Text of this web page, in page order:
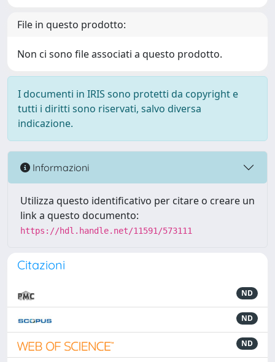
File in questo prodotto:
Non ci sono file associati a questo prodotto.
I documenti in IRIS sono protetti da copyright e
tutti i diritti sono riservati, salvo diversa
indicazione.
Informazioni
Utilizza questo identificativo per citare o creare un
link a questo documento:
https://hdl.handle.net/11591/573111
Citazioni
ND
ND
ND